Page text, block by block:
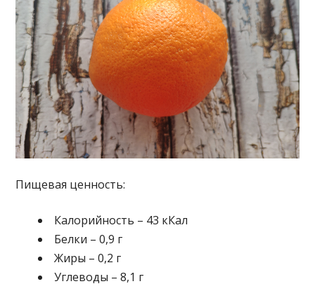
Пищевая ценность:
Калорийность – 43 кКал
Белки – 0,9 г
Жиры – 0,2 г
Углеводы – 8,1 г